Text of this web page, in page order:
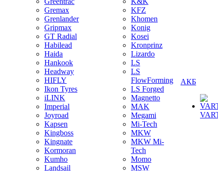
Gremax
Grenlander
Gripmax
GT Radial
Habilead
Haida
Hankook
Headway
HIFLY
Ikon Tyres
iLINK
Imperial
Joyroad
Kapsen
Kingboss
Kingnate
Kormoran
Kumho
Landsail
KFZ
Khomen
Konig
Kosei
Kronprinz
Lizardo
LS
LS
FlowForming
LS Forged
Magnetto
MAK
Megami
Mi-Tech
MKW
MKW Mi-
Tech
Momo
MSW
АКБ